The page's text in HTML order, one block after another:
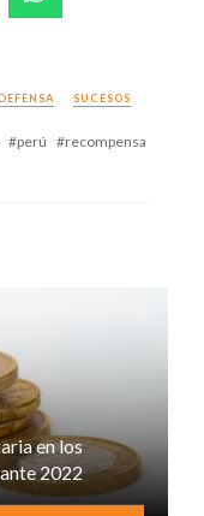
SUCESOS
perú
recompensa
en los
2022